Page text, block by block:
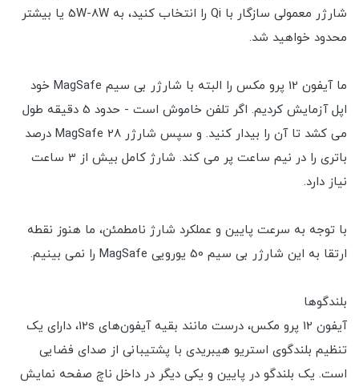
شارژر معمولی سازگار با Qi را انتخاب کنید، به 5W-8W یا بیشتر
محدود خواهید شد.
ما آیفون 12 پرو مکس را البته با شارژر بی سیم MagSafe خود
اپل آزمایش کردیم. اگر تلفن خاموش است - حدود 5 دقیقه طول
می کشد تا آن را بیدار کنید. و سپس شارژر MagSafe 28 درصد
باتری را در نیم ساعت پر می کند. شارژ کامل بیش از 3 ساعت
نیاز دارد.
با توجه به سرعت پایین و عملکرد شارژ نامطمئن، ما هنوز نقطه
ارتقا به این شارژر بی سیم 50 یورویی MagSafe را نمی بینیم.
بلندگوها
آیفون 12 پرو مکس، درست مانند بقیه آیفون‌های 12s، دارای یک
تنظیم بلندگوی استریو هیبریدی با پشتیبانی از صدای فضایی
است. یک بلندگو در پایین و یکی دیگر در داخل ناچ صفحه نمایش